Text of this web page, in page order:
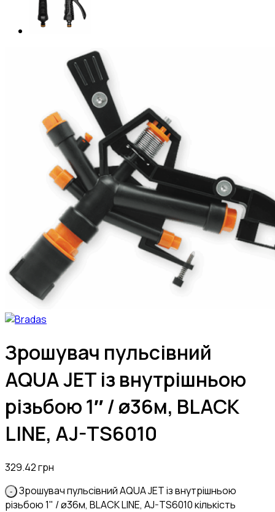
Зрошувач пульсівний
AQUA JET із внутрішньою
різьбою 1″ / ø36м, BLACK
LINE, AJ-TS6010
329.42грн
Зрошувач пульсівний AQUA JET із внутрішньою
різьбою 1" / ø36м, BLACK LINE, AJ-TS6010 кількість